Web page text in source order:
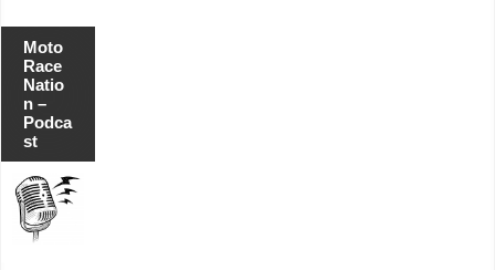
Moto
Race
Natio
n –
Podca
st